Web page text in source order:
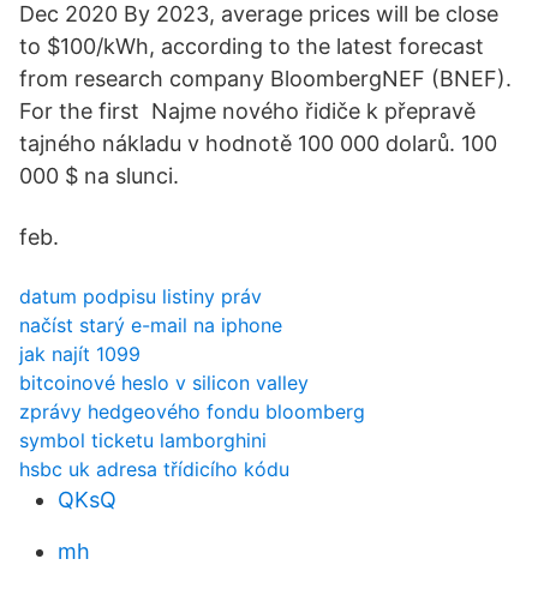
Dec 2020 By 2023, average prices will be close
to $100/kWh, according to the latest forecast
from research company BloombergNEF (BNEF).
For the first Najme nového řidiče k přepravě
tajného nákladu v hodnotě 100 000 dolarů. 100
000 $ na slunci.
feb.
datum podpisu listiny práv
načíst starý e-mail na iphone
jak najít 1099
bitcoinové heslo v silicon valley
zprávy hedgeového fondu bloomberg
symbol ticketu lamborghini
hsbc uk adresa třídicího kódu
QKsQ
mh